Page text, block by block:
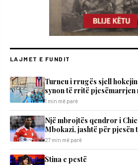
LAJMET E FUNDIT
Turneu i rrugës sjell
synon të rritë pjesëmarrjen
1 min më parë
Një mbrojtës qendror i
Mbokazi, jashtë për pjesën
27 min më parë
Stina e pestë